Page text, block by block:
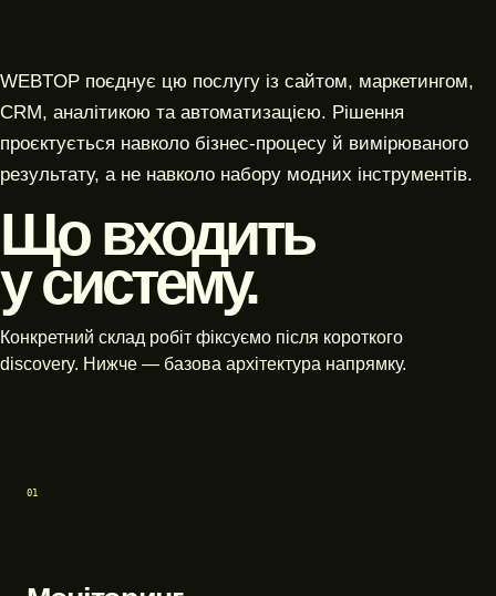
WEBTOP поєднує цю послугу із сайтом, маркетингом,
CRM, аналітикою та автоматизацією. Рішення
проєктується навколо бізнес-процесу й вимірюваного
результату, а не навколо набору модних інструментів.
Що входить
у систему.
Конкретний склад робіт фіксуємо після короткого
discovery. Нижче — базова архітектура напрямку.
01